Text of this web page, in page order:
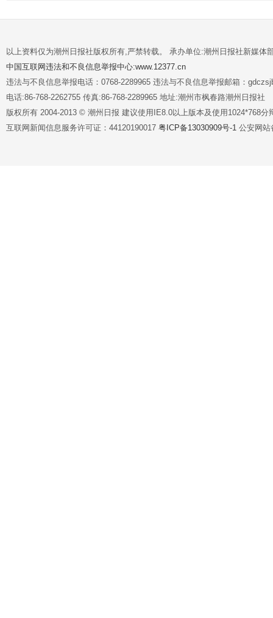
以上资料仅为潮州日报社版权所有,严禁转载。 承办单位:潮州日报社新媒体
中国互联网违法和不良信息举报中心:www.12377.cn
违法与不良信息举报电话：0768-2289965 违法与不良信息举报邮箱：
电话:86-768-2262755 传真:86-768-2289965 地址:潮州市枫春路潮州日报社
版权所有 2004-2013 © 潮州日报 建议使用IE8.0以上版本及使用1024*768分
互联网新闻信息服务许可证：44120190017 粤ICP备13030909号-1 公安网站